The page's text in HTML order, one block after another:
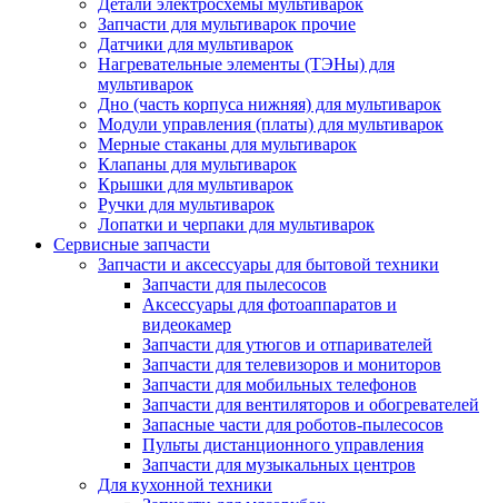
Детали электросхемы мультиварок
Запчасти для мультиварок прочие
Датчики для мультиварок
Нагревательные элементы (ТЭНы) для
мультиварок
Дно (часть корпуса нижняя) для мультиварок
Модули управления (платы) для мультиварок
Мерные стаканы для мультиварок
Клапаны для мультиварок
Крышки для мультиварок
Ручки для мультиварок
Лопатки и черпаки для мультиварок
Сервисные запчасти
Запчасти и аксессуары для бытовой техники
Запчасти для пылесосов
Аксессуары для фотоаппаратов и
видеокамер
Запчасти для утюгов и отпаривателей
Запчасти для телевизоров и мониторов
Запчасти для мобильных телефонов
Запчасти для вентиляторов и обогревателей
Запасные части для роботов-пылесосов
Пульты дистанционного управления
Запчасти для музыкальных центров
Для кухонной техники